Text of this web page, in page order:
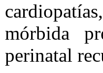
mórbida
perinatal